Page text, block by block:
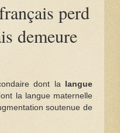
perd
demeure
dont la
langue
la langue maternelle
soutenue de